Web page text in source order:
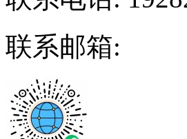
联系邮箱: